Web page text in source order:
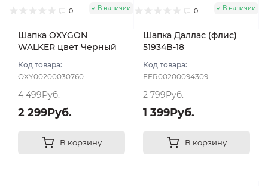
0 В наличии
Шапка OXYGON
WALKER цвет Черный
Код товара:
OXY00200030760
4 499Руб.
2 299Руб.
В корзину
0 В наличии
Шапка Даллас (флис)
51934B-18
Код товара:
FER00200094309
2 799Руб.
1 399Руб.
В корзину